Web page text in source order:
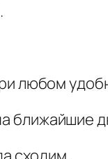
любом
ближайшие